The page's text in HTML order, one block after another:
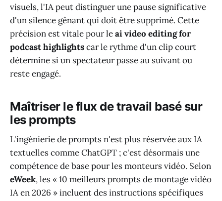
visuels, l'IA peut distinguer une pause significative
d'un silence gênant qui doit être supprimé. Cette
précision est vitale pour leai video editing for
podcast highlightscar le rythme d'un clip court
détermine si un spectateur passe au suivant ou
reste engagé.
Maîtriser le flux de travail basé sur
les prompts
L'ingénierie de prompts n'est plus réservée aux IA
textuelles comme ChatGPT ; c'est désormais une
compétence de base pour les monteurs vidéo. Selon
eWeek, les « 10 meilleurs prompts de montage vidéo
IA en 2026 » incluent des instructions spécifiques